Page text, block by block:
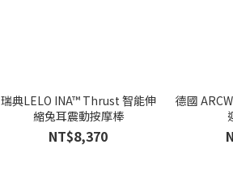
瑞典LELO INA™ Thrust 智能伸
縮兔耳震動按摩棒
NT$8,370
德國